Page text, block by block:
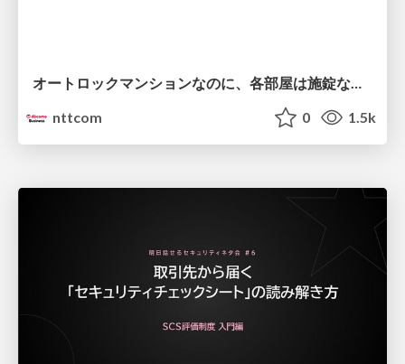
nttcom
0 1.5k